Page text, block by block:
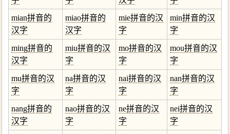
mian拼音的
汉字
miao拼音的
汉字
mie拼音的汉
字
min拼音的汉
字
ming拼音的
汉字
miu拼音的汉
字
mo拼音的汉
字
mou拼音的汉
字
mu拼音的汉
字
na拼音的汉
字
nai拼音的汉
字
nan拼音的汉
字
nang拼音的
汉字
nao拼音的汉
字
ne拼音的汉
字
nei拼音的汉
字